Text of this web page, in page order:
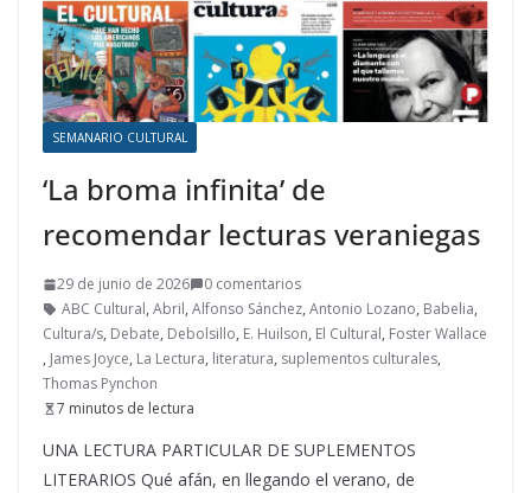
SEMANARIO CULTURAL
‘La broma infinita’ de
recomendar lecturas veraniegas
29 de junio de 2026
0 comentarios
ABC Cultural, Abril, Alfonso Sánchez, Antonio Lozano, Babelia,
Cultura/s, Debate, Debolsillo, E. Huilson, El Cultural, Foster Wallace
, James Joyce, La Lectura, literatura, suplementos culturales,
Thomas Pynchon
7 minutos de lectura
UNA LECTURA PARTICULAR DE SUPLEMENTOS
LITERARIOS Qué afán, en llegando el verano, de